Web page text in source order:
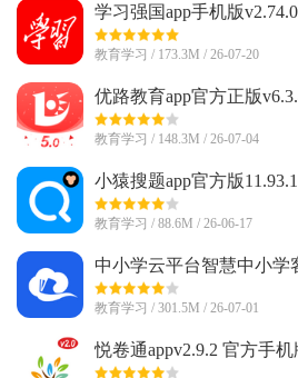
学习强国app手机版
教育学习 / 173.3M / 26-07-20
优路教育app官方正版
版
教育学习 / 148.3M / 26-07-04
小猿搜题app官方版
教育学习 / 88.6M / 26-06-17
中小学云平台智慧中小学
8.0.9 官方最新版
教育学习 / 301.5M / 26-07-01
悦卷通appv2.9.2 官方手机